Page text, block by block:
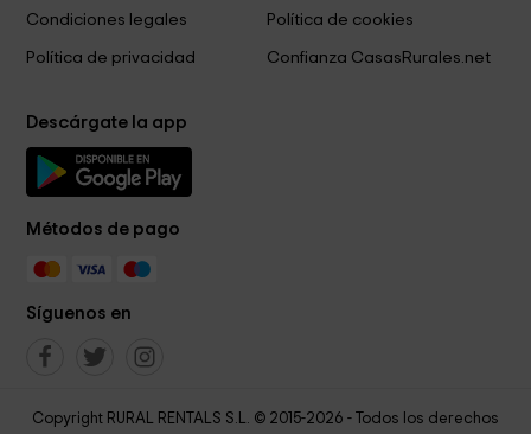
Condiciones legales
Política de cookies
Política de privacidad Confianza CasasRurales.net
Descárgate la app
Métodos de pago
Síguenos en
Copyright RURAL RENTALS S.L. © 2015-2026 - Todos los derechos